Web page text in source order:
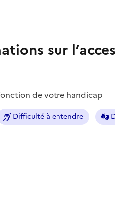
sur
de votre handicap
Difficulté à entendre